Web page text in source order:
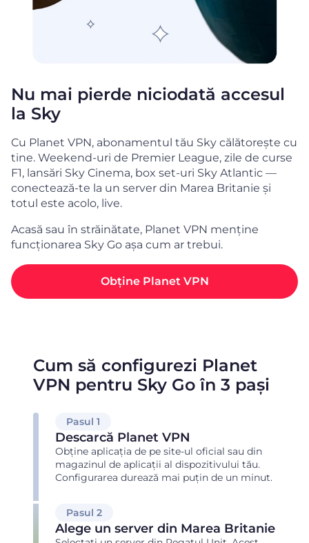
Nu mai pierde niciodată accesul
la Sky
Cu Planet VPN, abonamentul tău Sky călătorește cu
tine. Weekend-uri de Premier League, zile de curse
F1, lansări Sky Cinema, box set-uri Sky Atlantic —
conectează-te la un server din Marea Britanie și
totul este acolo, live.
Acasă sau în străinătate, Planet VPN menține
funcționarea Sky Go așa cum ar trebui.
Obține Planet VPN
Cum să configurezi Planet
VPN pentru Sky Go în 3 pași
Pasul 1
Descarcă Planet VPN
Obține aplicația de pe site-ul oficial sau din
magazinul de aplicații al dispozitivului tău.
Configurarea durează mai puțin de un minut.
Pasul 2
Alege un server din Marea Britanie